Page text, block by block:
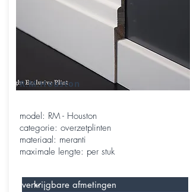
R.M.Houston
model: RM - Houston
categorie: overzetplinten
materiaal: meranti
maximale lengte: per stuk